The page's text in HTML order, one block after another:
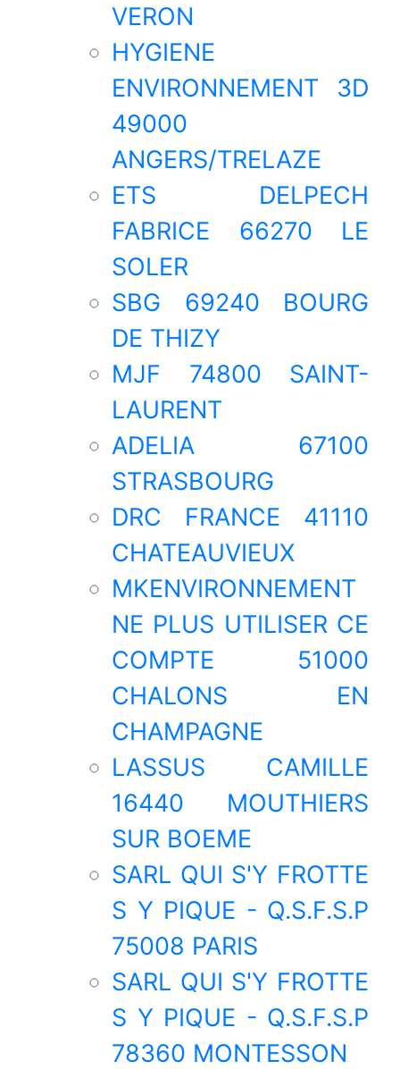
VERON
HYGIENE
ENVIRONNEMENT 3D
49000
ANGERS/TRELAZE
ETS DELPECH
FABRICE 66270 LE
SOLER
SBG 69240 BOURG
DE THIZY
MJF 74800 SAINT-
LAURENT
ADELIA 67100
STRASBOURG
DRC FRANCE 41110
CHATEAUVIEUX
MKENVIRONNEMENT
NE PLUS UTILISER CE
COMPTE 51000
CHALONS EN
CHAMPAGNE
LASSUS CAMILLE
16440 MOUTHIERS
SUR BOEME
SARL QUI S'Y FROTTE
S Y PIQUE - Q.S.F.S.P
75008 PARIS
SARL QUI S'Y FROTTE
S Y PIQUE - Q.S.F.S.P
78360 MONTESSON